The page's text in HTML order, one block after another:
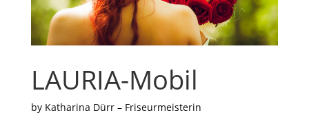
LAURIA-Mobil
by Katharina Dürr – Friseurmeisterin